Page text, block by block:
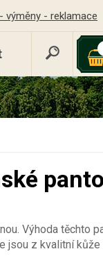
výměny - reklamace
Výhoda těchto
jsou z kvalitní kůže